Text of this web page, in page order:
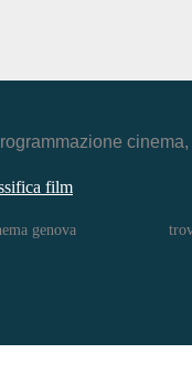
film
genova